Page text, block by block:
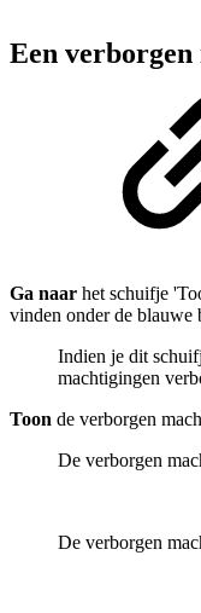
Een
Ga naar het schuifje
vinden onder de blauwe
Indien je dit
machtigingen
Toon de verborgen
De verborgen
De verborgen